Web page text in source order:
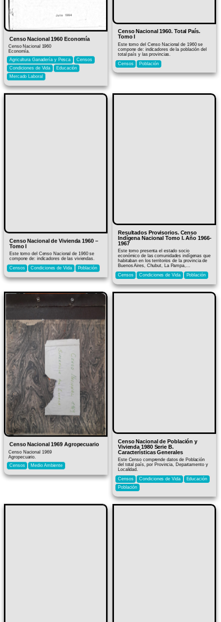
Censo Nacional 1960 Economía
Censo Nacional 1960
Economía.
Agricultura Ganadería y Pesca
Censos
Condiciones de Vida
Educación
Mercado Laboral
Censo Nacional 1960. Total País.
Tomo I
Este tomo del Censo Nacional de 1960 se
compone de: indicadores de la población del
total país y las provincias.
Censos
Población
Censo Nacional de Vivienda 1960 –
Tomo I
Este tomo del Censo Nacional de 1960 se
compone de: indicadores de las viviendas.
Censos
Condiciones de Vida Población
Resultados Provisorios. Censo
Indígena Nacional Tomo I. Año 1966-
1967
Este tomo presenta el estado socio
económico de las comunidades indígenas que
habitaban en los territorios de la provincia de
Buenos Aires, Chubut, La Pampa,...
Censos
Condiciones de Vida Población
Censo Nacional 1969 Agropecuario
Censo Nacional 1969
Agropecuario.
Censos
Medio Ambiente
Censo Nacional de Población y
Vivienda 1980 Serie B.
Características Generales
Este Censo comprende datos de Población
del total país, por Provincia, Departamento y
Localidad.
Censos
Condiciones de Vida
Educación
Población